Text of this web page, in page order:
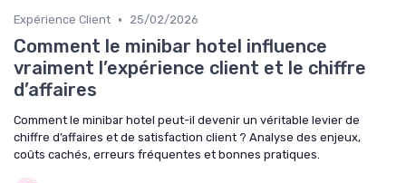
Expérience Client • 25/02/2026
Comment le minibar hotel influence
vraiment l’expérience client et le chiffre
d’affaires
Comment le minibar hotel peut-il devenir un véritable levier de
chiffre d’affaires et de satisfaction client ? Analyse des enjeux,
coûts cachés, erreurs fréquentes et bonnes pratiques.